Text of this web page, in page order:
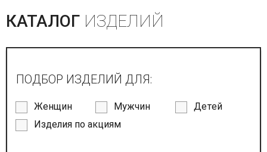
КАТАЛОГ ИЗДЕЛИЙ
ПОДБОР ИЗДЕЛИЙ ДЛЯ:
Женщин Мужчин
Детей
Изделия по акциям